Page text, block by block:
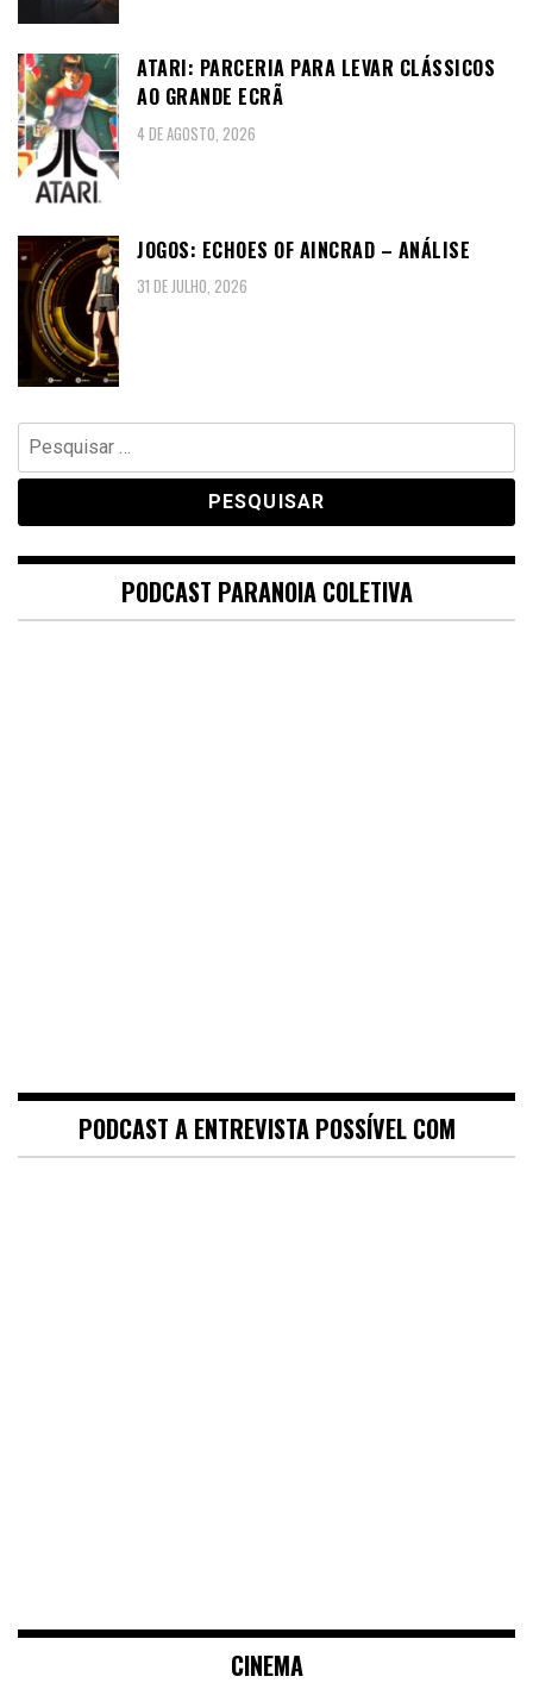
ATARI: PARCERIA PARA LEVAR CLÁSSICOS
AO GRANDE ECRÃ
4 DE AGOSTO, 2026
JOGOS: ECHOES OF AINCRAD – ANÁLISE
31 DE JULHO, 2026
Pesquisar
por:
PODCAST PARANOIA COLETIVA
PODCAST A ENTREVISTA POSSÍVEL COM
CINEMA